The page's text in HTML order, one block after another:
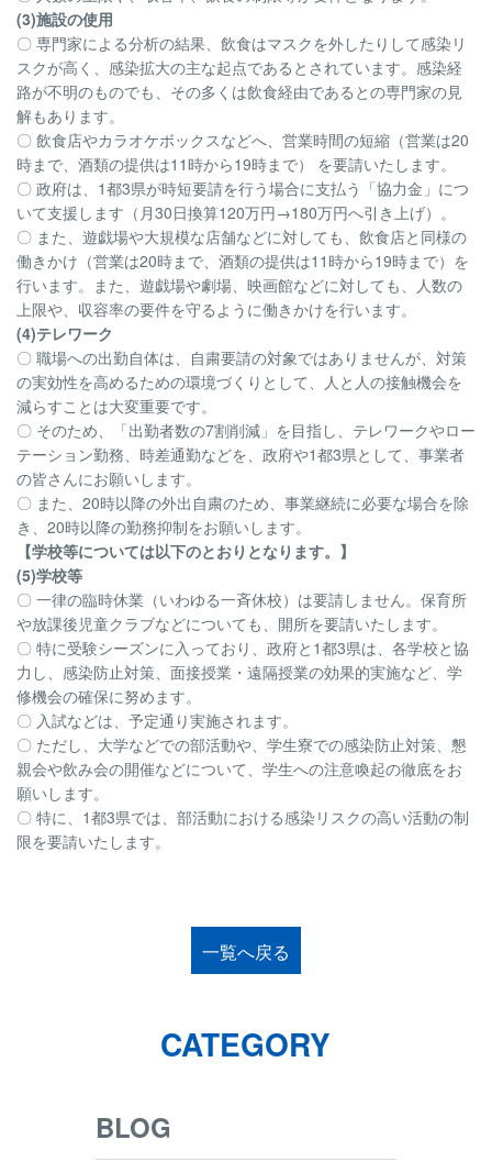
(3)施設の使用
〇 専門家による分析の結果、飲食はマスクを外したりして感染リ
スクが高く、感染拡大の主な起点であるとされています。感染経
路が不明のものでも、その多くは飲食経由であるとの専門家の見
解もあります。
〇 飲食店やカラオケボックスなどへ、営業時間の短縮（営業は20
時まで、酒類の提供は11時から19時まで） を要請いたします。
〇 政府は、1都3県が時短要請を行う場合に支払う「協力金」につ
いて支援します（月30日換算120万円→180万円へ引き上げ）。
〇 また、遊戯場や大規模な店舗などに対しても、飲食店と同様の
働きかけ（営業は20時まで、酒類の提供は11時から19時まで）を
行います。また、遊戯場や劇場、映画館などに対しても、人数の
上限や、収容率の要件を守るように働きかけを行います。
(4)テレワーク
〇 職場への出勤自体は、自粛要請の対象ではありませんが、対策
の実効性を高めるための環境づくりとして、人と人の接触機会を
減らすことは大変重要です。
〇 そのため、「出勤者数の7割削減」を目指し、テレワークやロー
テーション勤務、時差通勤などを、政府や1都3県として、事業者
の皆さんにお願いします。
〇 また、20時以降の外出自粛のため、事業継続に必要な場合を除
き、20時以降の勤務抑制をお願いします。
【学校等については以下のとおりとなります。】
(5)学校等
〇 一律の臨時休業（いわゆる一斉休校）は要請しません。保育所
や放課後児童クラブなどについても、開所を要請いたします。
〇 特に受験シーズンに入っており、政府と1都3県は、各学校と協
力し、感染防止対策、面接授業・遠隔授業の効果的実施など、学
修機会の確保に努めます。
〇 入試などは、予定通り実施されます。
〇 ただし、大学などでの部活動や、学生寮での感染防止対策、懇
親会や飲み会の開催などについて、学生への注意喚起の徹底をお
願いします。
〇 特に、1都3県では、部活動における感染リスクの高い活動の制
限を要請いたします。
一覧へ戻る
CATEGORY
BLOG